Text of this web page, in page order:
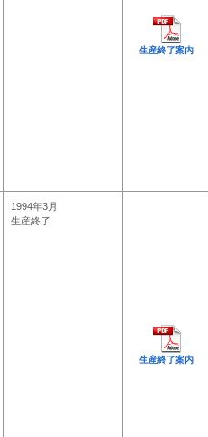
生産終了案内
1994年3月
生産終了
生産終了案内